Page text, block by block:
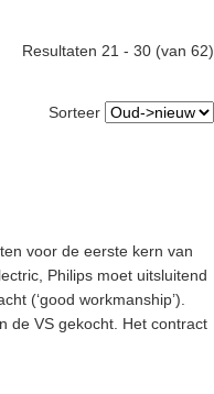
Resultaten 21 - 30 (van 62)
Sorteer
voor de eerste kern van
Philips moet uitsluitend
(‘good workmanship’).
de VS gekocht. Het contract